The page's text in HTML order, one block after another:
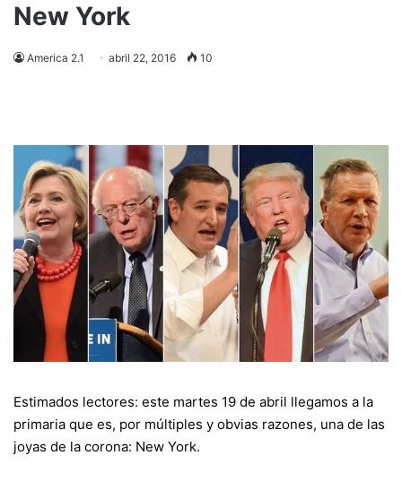
New York
America 2.1 abril 22, 2016 10
Estimados lectores: este martes 19 de abril llegamos a la
primaria que es, por múltiples y obvias razones, una de las
joyas de la corona: New York.